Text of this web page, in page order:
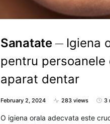
Sanatate
Igiena
pentru persoanele
aparat dentar
February 2, 2024 283 views 3
O igiena orala adecvata este